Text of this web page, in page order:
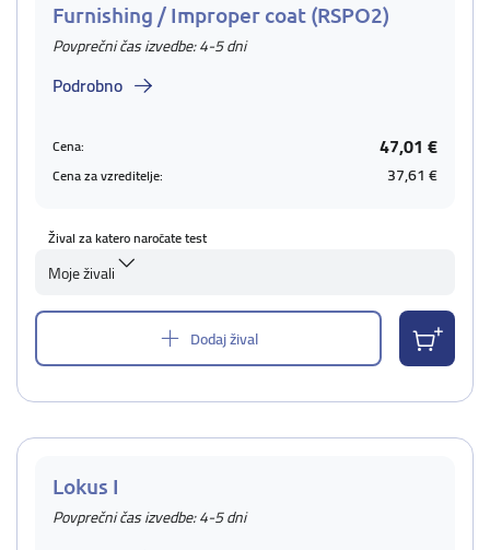
Furnishing / Improper coat (RSPO2)
Povprečni čas izvedbe: 4-5 dni
Podrobno
Cena: 47,01 €
Cena za vzreditelje: 37,61 €
Žival za katero naročate test
Moje živali
Dodaj žival
Lokus I
Povprečni čas izvedbe: 4-5 dni